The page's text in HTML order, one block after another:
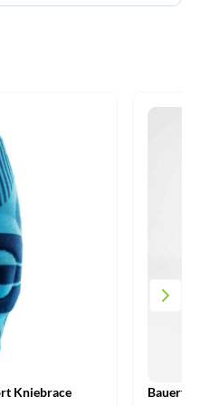
Kniebrace